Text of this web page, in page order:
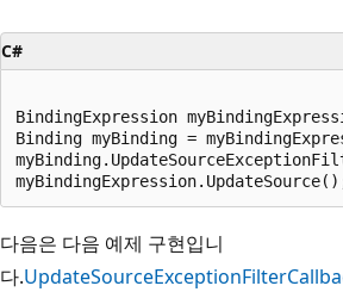
C#
BindingExpression
Binding myBinding =
다음은 다음 예제 구현입니
다.